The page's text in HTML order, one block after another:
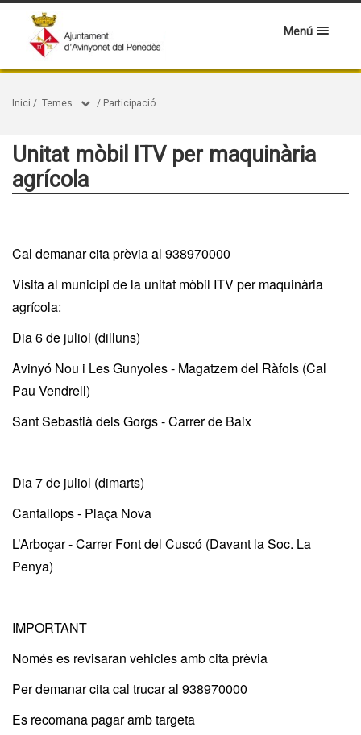
Menú
Inici / Temes / Participació
Unitat mòbil ITV per maquinària
agrícola
Cal demanar cita prèvia al 938970000
Visita al municipi de la unitat mòbil ITV per maquinària
agrícola:
Dia 6 de juliol (dilluns)
Avinyó Nou i Les Gunyoles - Magatzem del Ràfols (Cal
Pau Vendrell)
Sant Sebastià dels Gorgs - Carrer de Baix
Dia 7 de juliol (dimarts)
Cantallops - Plaça Nova
L’Arboçar - Carrer Font del Cuscó (Davant la Soc. La
Penya)
IMPORTANT
Només es revisaran vehicles amb cita prèvia
Per demanar cita cal trucar al 938970000
Es recomana pagar amb targeta